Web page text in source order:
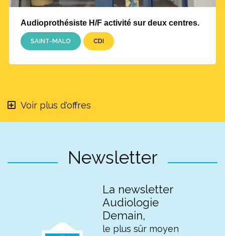
Audioprothésiste H/F activité sur deux centres.
SAINT-MALO CDI
Voir plus d'offres
Newsletter
La newsletter
Audiologie
Demain,
le plus sûr moyen